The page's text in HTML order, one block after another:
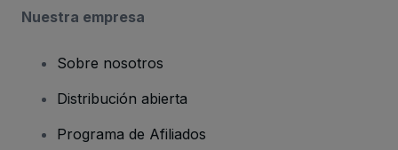
Nuestra empresa
Sobre nosotros
Distribución abierta
Programa de Afiliados